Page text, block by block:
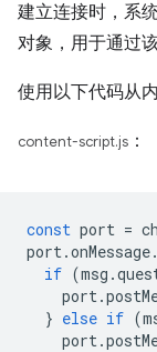
建立连接时，系
对象，用于通过
使用以下代码从
content-script.js ：
const port =
port.onMessage.
if (msg .
port.
} else if (
port.